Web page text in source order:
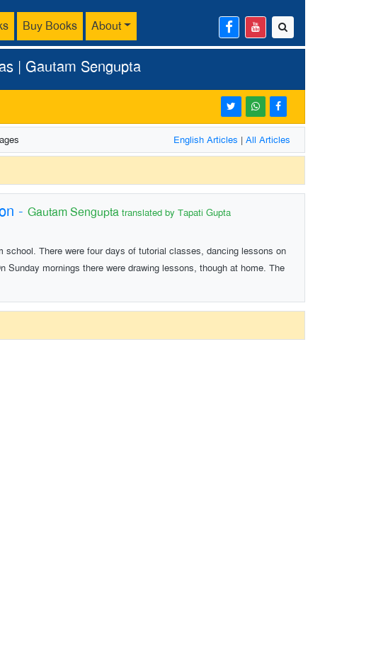
Buy Books About
| Gautam Sengupta
English Articles | All Articles
- Gautam Sengupta translated by Tapati Gupta
There were four days of tutorial classes, dancing lessons on
Sunday mornings there were drawing lessons, though at home. The